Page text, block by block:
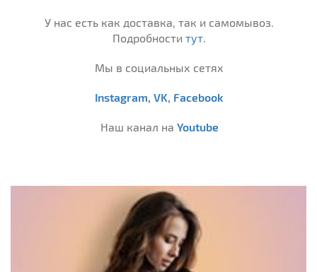
У нас есть как доставка, так и самомывоз.
Подробности тут.
Мы в социальных сетях
Instagram, VK, Facebook
Наш канал на Youtube